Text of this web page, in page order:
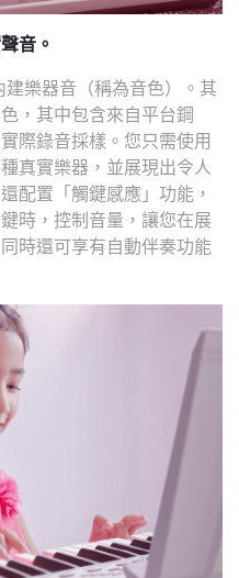
音。
建樂器音（稱為音色）。其
，其中包含來自平台鋼
際錄音採樣。您只需使用
真實樂器，並展現出令人
配置「觸鍵感應」功能，
時，控制音量，讓您在展
時還可享有自動伴奏功能